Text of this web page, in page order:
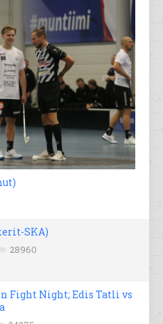
SKA)
28960
In Fight Night; Edis Tatli vs